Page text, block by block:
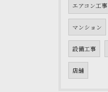
エアコン工事
マンション
設備工事
店舗